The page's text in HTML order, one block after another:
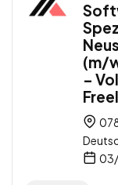
(m/
–